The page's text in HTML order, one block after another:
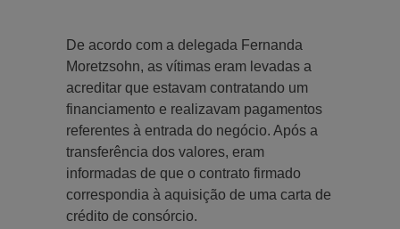
De acordo com a delegada Fernanda
Moretzsohn, as vítimas eram levadas a
acreditar que estavam contratando um
financiamento e realizavam pagamentos
referentes à entrada do negócio. Após a
transferência dos valores, eram
informadas de que o contrato firmado
correspondia à aquisição de uma carta de
crédito de consórcio.